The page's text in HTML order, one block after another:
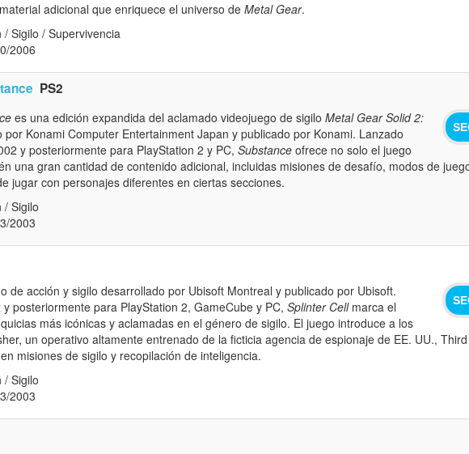
adicional que enriquece el universo de Metal Gear.
Sigilo / Supervivencia
2006
PS2
es una edición expandida del aclamado videojuego de sigilo Metal Gear Solid 2:
por Konami Computer Entertainment Japan y publicado por Konami. Lanzado
y posteriormente para PlayStation 2 y PC, Substance ofrece no solo el juego
una gran cantidad de contenido adicional, incluidas misiones de desafío, modos de
jugar con personajes diferentes en ciertas secciones.
/ Sigilo
2003
de acción y sigilo desarrollado por Ubisoft Montreal y publicado por Ubisoft.
posteriormente para PlayStation 2, GameCube y PC, Splinter Cellmarca el
más icónicas y aclamadas en el género de sigilo. El juego introduce a los
un operativo altamente entrenado de la ficticia agencia de espionaje de EE. UU., Third
misiones de sigilo y recopilación de inteligencia.
/ Sigilo
2003